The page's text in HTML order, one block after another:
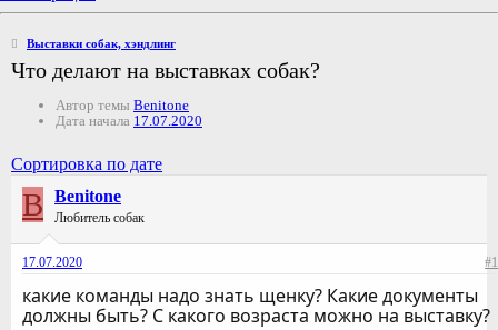
Выставки собак, хэндлинг
Что делают на выставках собак?
Автор темы Benitone
Дата начала 17.07.2020
Сортировка по дате
B Benitone
Любитель собак
17.07.2020 #1
какие команды надо знать щенку? Какие документы
должны быть? С какого возраста можно на выставку?